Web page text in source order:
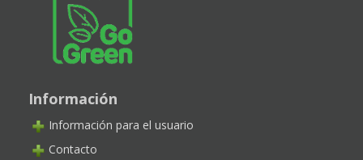
Información
Información para el usuario
Contacto